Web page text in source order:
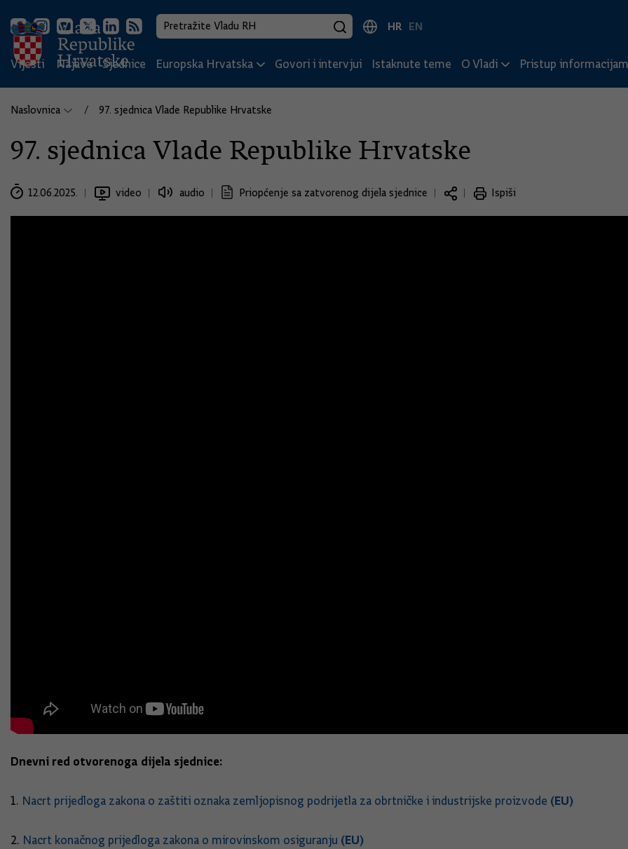
HR EN
Vijesti Najave Sjednice Europska Hrvatska Govori i intervjui Istaknute teme O Vladi Pristup
Naslovnica 97. sjednica Vlade Republike Hrvatske
97. sjednica Vlade Republike Hrvatske
12.06.2025. video audio Priopćenje sa zatvorenog dijela sjednice Ispiši
Dnevni red otvorenoga dijela sjednice:
1. Nacrt prijedloga zakona o zaštiti oznaka zemljopisnog podrijetla za obrtničke i industrijske proizvode (EU)
2. Nacrt konačnog prijedloga zakona o mirovinskom osiguranju (EU)